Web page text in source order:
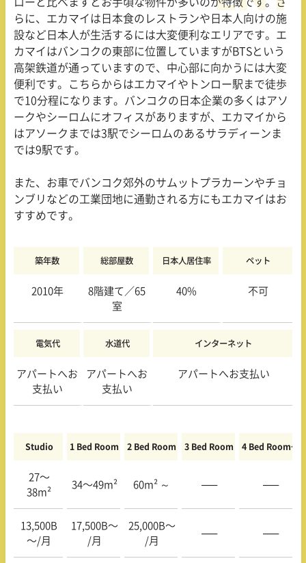
ローと比べますとお手頃な物件が多いのが特徴です。さ
らに、エカマイは日本食のレストランや日本人向けの施
設など日本人が生活するには大変便利なエリアです。エ
カマイはバンコクの東部に位置していますがBTSという
高架鉄道が通っていますので、中心部に向かうには大変
便利です。こちらからはエカマイやトンロー駅まで徒歩
で10分程になります。バンコクの日本企業の多くはアソ
ークやシーロムにオフィスがありますが、エカマイから
はアソークまでは3駅でシーロムのあるサラディーンま
では9駅です。
また、お車でバンコク郊外のサムットプラカーンやチョ
ンブリなどの工業団地に通勤される方にもエカマイはお
すすめです。
築年数 総部屋数 日本人居住率 ペット
2010年
8階建て／65
室
40% 不可
電気代 水道代 インターネット
アパートへお
支払い
アパートへお
支払い
アパートへお支払い
Studio 1 Bed Room 2 Bed Room 3 Bed Room 4 Bed Room〜
27〜
38m²
34〜49m² 60m² ～ —– —–
13,500B
〜/月
17,500B〜
/月
25,000B〜
/月
—– —–